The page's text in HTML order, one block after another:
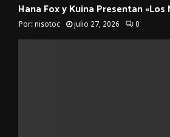
Hana Fox y Kuina Presentan «Los
Por: nisotoc julio 27, 2026 0